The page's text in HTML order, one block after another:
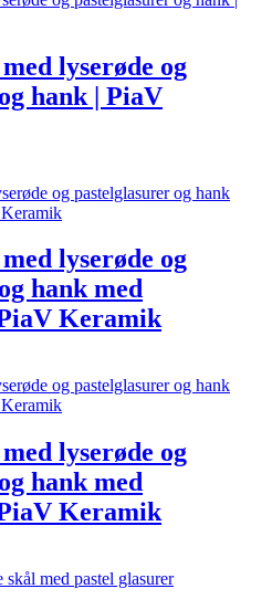
lyserøde og
hank | PiaV
lyserøde og
hank med
Keramik
lyserøde og
hank med
Keramik